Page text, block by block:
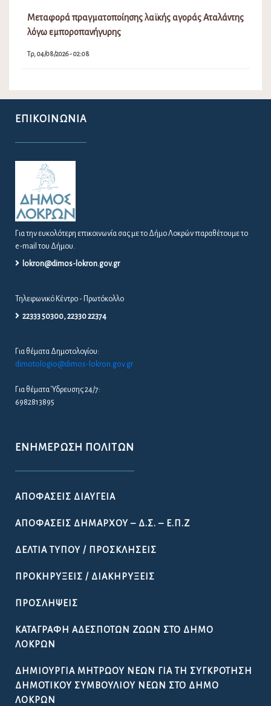
Μεταφορά πραγματοποίησης λαϊκής αγοράς Αταλάντης
λόγω εμποροπανήγυρης
Τρ, 04/08/2026 - 02:08
ΕΠΙΚΟΙΝΩΝΊΑ
Για την ευκολότερη επικοινωνία σας με το Δήμο Λοκρών παραθέτουμε το
e-mail του Δήμου.
lokron@dimos-lokron.gov.gr
Τηλεφωνικό Κέντρο - Πρωτόκολλο
22333 50300, 22330 22374
Για θέματα Δημοτολογίου:
dimotologio@dimos-lokron.gov.gr
Για θέματα Ύδρευσης 24/7:
6982813895
ΕΝΗΜΈΡΩΣΗ ΠΟΛΙΤΏΝ
ΑΠΟΦΆΣΕΙΣ ΔΙΑΎΓΕΙΑ
ΑΠΟΦΆΣΕΙΣ ΔΗΜΆΡΧΟΥ – Δ.Σ. – Ε.Π.Ζ
ΔΕΛΤΊΑ ΤΎΠΟΥ / ΠΡΟΣΚΛΉΣΕΙΣ
ΠΡΟΚΗΡΎΞΕΙΣ / ΔΙΑΚΗΡΎΞΕΙΣ
ΠΡΟΣΛΉΨΕΙΣ
ΚΑΤΑΓΡΑΦΉ ΑΔΈΣΠΟΤΩΝ ΖΏΩΝ ΣΤΟ ΔΉΜΟ
ΛΟΚΡΏΝ
ΔΗΜΙΟΥΡΓΊΑ ΜΗΤΡΏΟΥ ΝΈΩΝ ΓΙΑ ΤΗ ΣΥΓΚΡΌΤΗΣΗ
ΔΗΜΟΤΙΚΟΎ ΣΥΜΒΟΥΛΊΟΥ ΝΈΩΝ ΣΤΟ ΔΉΜΟ
ΛΟΚΡΏΝ